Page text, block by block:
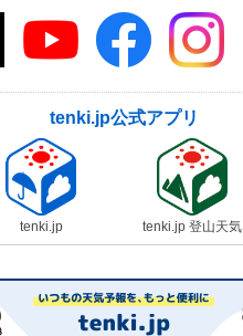
tenki.jp公式アプリ
tenki.jp tenki.jp 登山天気